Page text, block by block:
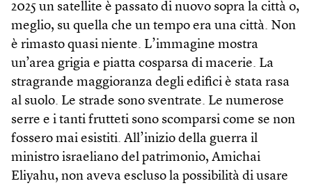
2025 un satellite è passato di nuovo sopra la città o,
meglio, su quella che un tempo era una città. Non
è rimasto quasi niente. L’immagine mostra
un’area grigia e piatta cosparsa di macerie. La
stragrande maggioranza degli edifici è stata rasa
al suolo. Le strade sono sventrate. Le numerose
serre e i tanti frutteti sono scomparsi come se non
fossero mai esistiti. All’inizio della guerra il
ministro israeliano del patrimonio, Amichai
Eliyahu, non aveva escluso la possibilità di usare